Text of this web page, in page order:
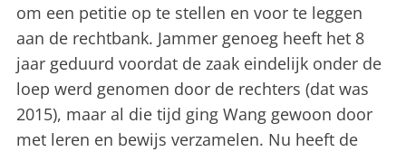
om een petitie op te stellen en voor te leggen
aan de rechtbank. Jammer genoeg heeft het 8
jaar geduurd voordat de zaak eindelijk onder de
loep werd genomen door de rechters (dat was
2015), maar al die tijd ging Wang gewoon door
met leren en bewijs verzamelen. Nu heeft de